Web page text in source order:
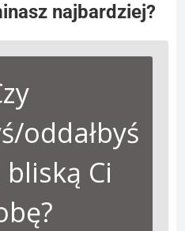
najbardziej?
oddałbyś
bliską Ci